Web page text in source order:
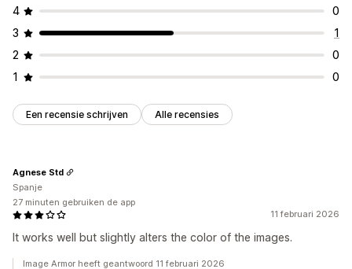
4
0
3
1
2
0
1
0
Een recensie schrijven Alle recensies
11 februari 2026
It works well but slightly alters the color of the images.
Agnese Std
Spanje
27 minuten gebruiken de app
Image Armor heeft geantwoord 11 februari 2026